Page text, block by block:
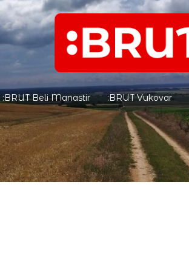
:BRUT Beli Manastir :BRUT Vukovar